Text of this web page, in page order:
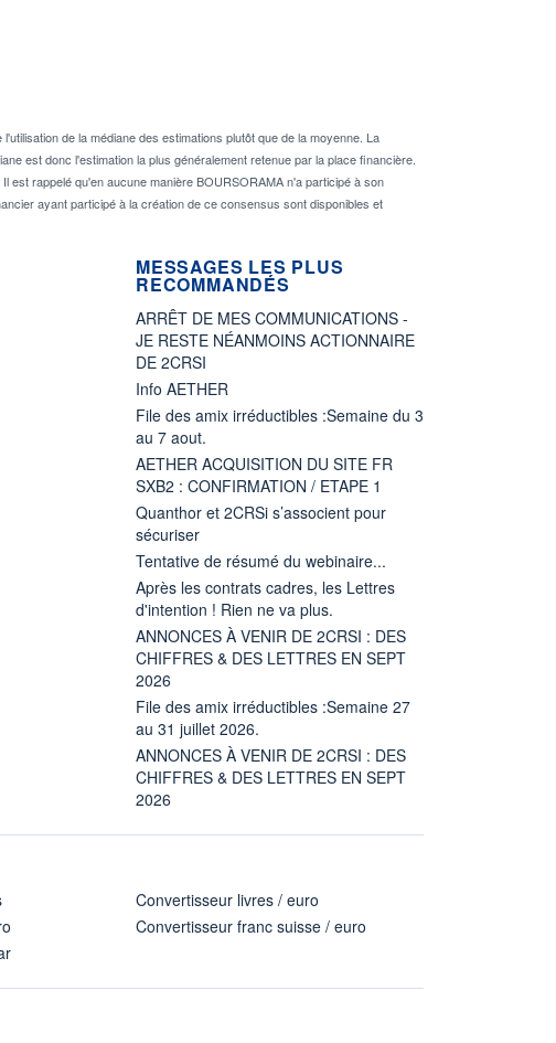
de la médiane des estimations plutôt que de la moyenne. La
est donc l'estimation la plus généralement retenue par la place financière.
rappelé qu'en aucune manière BOURSORAMA n'a participé à son
ayant participé à la création de ce consensus sont disponibles et
MESSAGES LES PLUS
RECOMMANDÉS
ARRÊT DE MES COMMUNICATIONS -
JE RESTE NÉANMOINS ACTIONNAIRE
DE 2CRSI
Info AETHER
File des amix irréductibles :Semaine du 3
au 7 aout.
AETHER ACQUISITION DU SITE FR
SXB2 : CONFIRMATION / ETAPE 1
Quanthor et 2CRSi s’associent pour
sécuriser
Tentative de résumé du webinaire...
Après les contrats cadres, les Lettres
d'intention ! Rien ne va plus.
ANNONCES À VENIR DE 2CRSI : DES
CHIFFRES & DES LETTRES EN SEPT
2026
File des amix irréductibles :Semaine 27
au 31 juillet 2026.
ANNONCES À VENIR DE 2CRSI : DES
CHIFFRES & DES LETTRES EN SEPT
2026
Convertisseur livres / euro
Convertisseur franc suisse / euro